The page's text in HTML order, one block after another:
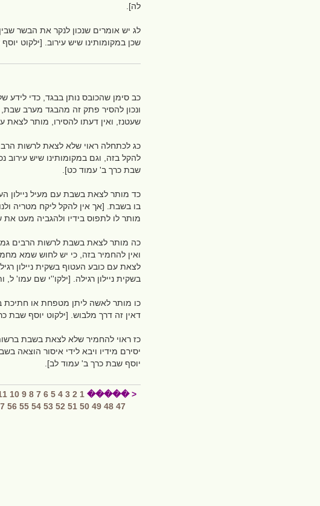
לה].
לג יש אומרים שנכון לנקר את הבשר
שכן במקומותינו שיש עירוב. [ילקוט
כב סימן שהכובס נותן בבגד, כדי לידע
ונכון להסיר פתק זה מהבגד מערב
שעטנז, ואין דעתו להסירו, מותר
כג לכתחלה ראוי שלא לצאת לרשות
להקל בזה, וגם במקומותינו שיש
שבת כרך ב' עמוד כט].
כד מותר לצאת בשבת עם מעיל ניילון
בו בשבת. [אך אין להקל ליקח מטריה
מותר לו לתפוס בידיו ולהגביה מעט
כה מותר לצאת בשבת לרשות הרבים
ואין להחמיר בזה, כי יש לחוש שמא
לצאת עם כובע העטוף בשקית ניילון
בשקית ניילון רגילה. [ילקו''י שם עמו' ל,
כו מותר לאשה ליתן מטפחת או חתיכת
דאין זה דרך מלבוש. [ילקוט יוסף שבת
כז ראוי להחמיר שלא לצאת בשבת
יסירם מידיו ויבא לידי איסור הוצאה
יוסף שבת כרך ב' עמוד לב].
< �����
1
2
3
4
5
6
7
8
9
10
47
48
49
50
51
52
53
54
55
56